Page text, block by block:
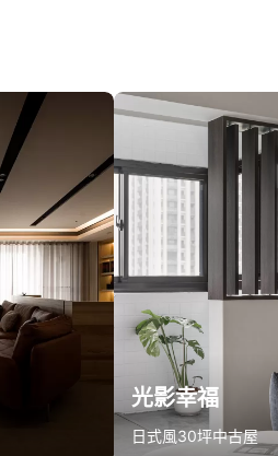
光影幸福
日式風30坪中古屋